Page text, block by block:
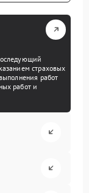
страховых
работ
работ и